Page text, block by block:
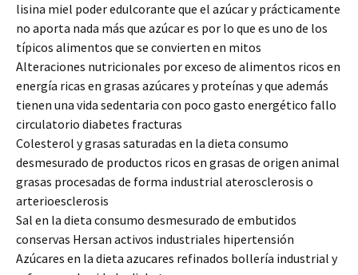
lisina miel poder edulcorante que el azúcar y prácticamente
no aporta nada más que azúcar es por lo que es uno de los
típicos alimentos que se convierten en mitos
Alteraciones nutricionales por exceso de alimentos ricos en
energía ricas en grasas azúcares y proteínas y que además
tienen una vida sedentaria con poco gasto energético fallo
circulatorio diabetes fracturas
Colesterol y grasas saturadas en la dieta consumo
desmesurado de productos ricos en grasas de origen animal
grasas procesadas de forma industrial aterosclerosis o
arterioesclerosis
Sal en la dieta consumo desmesurado de embutidos
conservas Hersan activos industriales hipertensión
Azúcares en la dieta azucares refinados bollería industrial y